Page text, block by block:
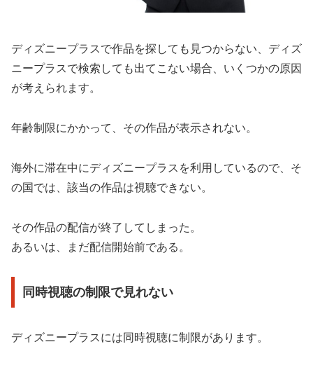
ディズニープラスで作品を探しても見つからない、ディズ
ニープラスで検索しても出てこない場合、いくつかの原因
が考えられます。
年齢制限にかかって、その作品が表示されない。
海外に滞在中にディズニープラスを利用しているので、そ
の国では、該当の作品は視聴できない。
その作品の配信が終了してしまった。
あるいは、まだ配信開始前である。
同時視聴の制限で見れない
ディズニープラスには同時視聴に制限があります。